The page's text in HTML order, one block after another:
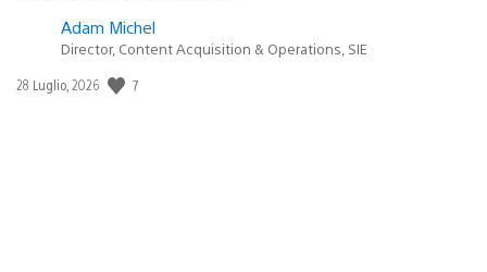
Adam Michel
Director, Content Acquisition & Operations, SIE
Data
28 Luglio, 2026 7